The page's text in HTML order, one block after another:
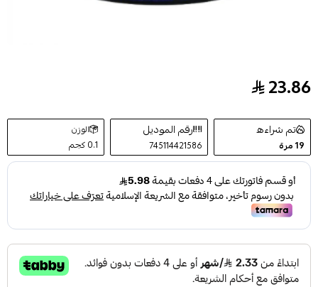
صابون بلدي مغربي بالنيلة الزرقاء من جاردن دي اوليان 500ج
23.86
تم شراءه
19مرة
رقم الموديل
745114421586
الوزن
0.1 كجم